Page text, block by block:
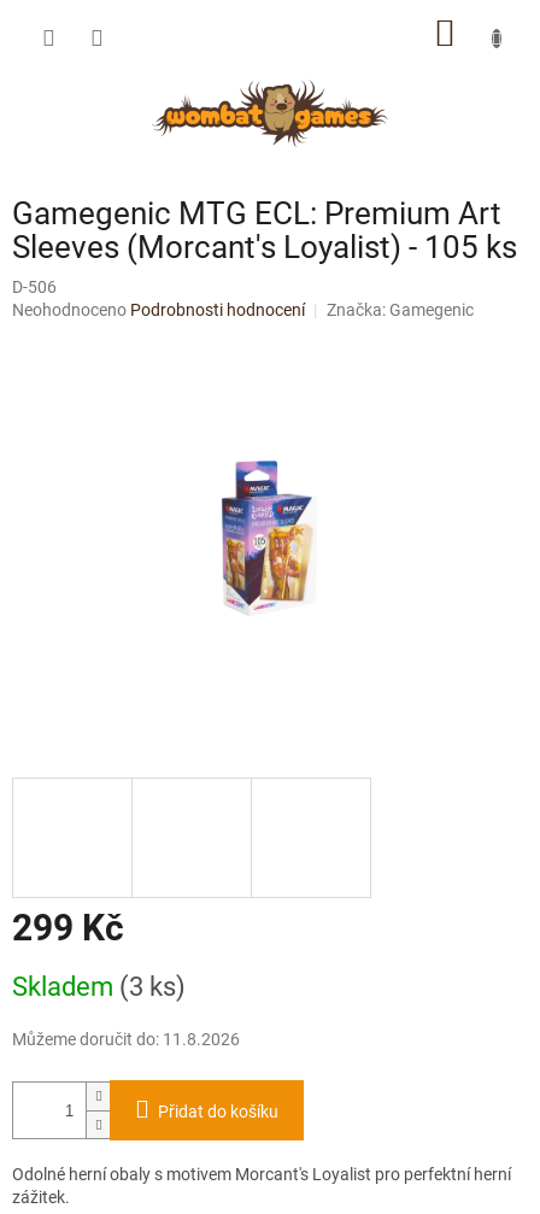
Gamegenic MTG ECL: Premium Art
Sleeves (Morcant's Loyalist) - 105 ks
D-506
Průměrné
Neohodnoceno Podrobnosti hodnocení Značka: Gamegenic
299 Kč
cena:
Skladem (3 ks)
Můžeme doručit do: 11.8.2026
Přidat do košíku
Odolné herní obaly s motivem Morcant's Loyalist pro perfektní herní
zážitek.